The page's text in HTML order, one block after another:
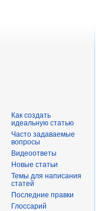
Как создать
идеальную статью
Часто задаваемые
вопросы
Видеоответы
Новые статьи
Темы для написания
статей
Последние правки
Глоссарий